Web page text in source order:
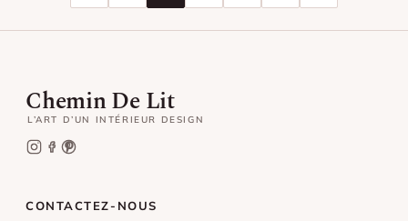
Chemin De Lit
L’ART D’UN INTÉRIEUR DESIGN
CONTACTEZ-NOUS